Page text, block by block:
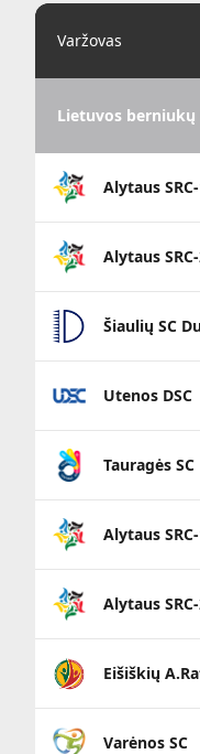
Varžovas
Lietuvos berniukų
Alytaus
Alytaus
Šiaulių SC
Utenos DSC
Tauragės SC
Alytaus
Alytaus
Eišiškių
Varėnos SC